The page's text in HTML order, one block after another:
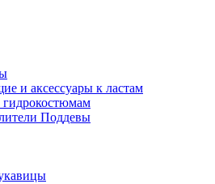
и аксессуары к ластам
гидрокостюмам
Поддевы